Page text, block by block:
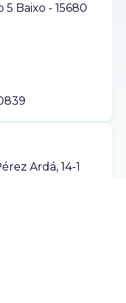
Baixo - 15680
Ardá, 14-1